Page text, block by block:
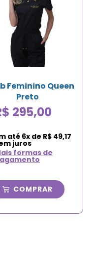
Feminino Queen
Preto
295,00
até 6x de R$ 49,17
juros
formas de
COMPRAR